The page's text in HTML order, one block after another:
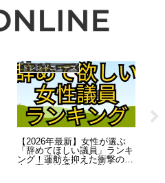
トレンドニュース
【2026年最新】女性が選ぶ
「辞めてほしい議員」ランキ
ング！蓮舫を抑えた衝撃の結